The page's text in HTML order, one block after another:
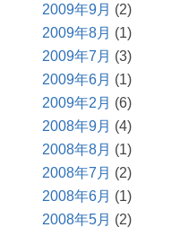
2009年9月 (2)
2009年8月 (1)
2009年7月 (3)
2009年6月 (1)
2009年2月 (6)
2008年9月 (4)
2008年8月 (1)
2008年7月 (2)
2008年6月 (1)
2008年5月 (2)